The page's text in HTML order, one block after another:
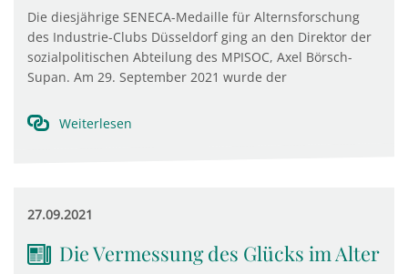
Die diesjährige SENECA-Medaille für Alternsforschung
des Industrie-Clubs Düsseldorf ging an den Direktor der
sozialpolitischen Abteilung des MPISOC, Axel Börsch-
Supan. Am 29. September 2021 wurde der
Weiterlesen
27.09.2021
Die Vermessung des Glücks im Alter